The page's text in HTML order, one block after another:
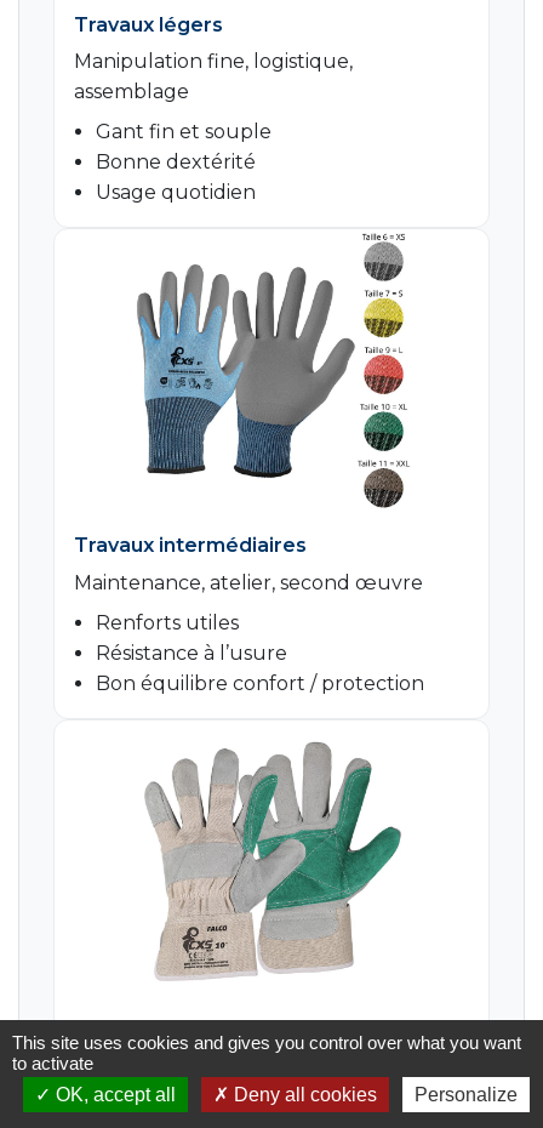
Travaux légers
Manipulation fine, logistique,
assemblage
Gant fin et souple
Bonne dextérité
Usage quotidien
Travaux intermédiaires
Maintenance, atelier, second œuvre
Renforts utiles
Résistance à l’usure
Bon équilibre confort / protection
Travaux intensifs
BTP, manutention lourde, industrie
Protection renforcée
This site uses cookies and gives you control over what you want
to activate
OK, accept all
Deny all cookies Personalize